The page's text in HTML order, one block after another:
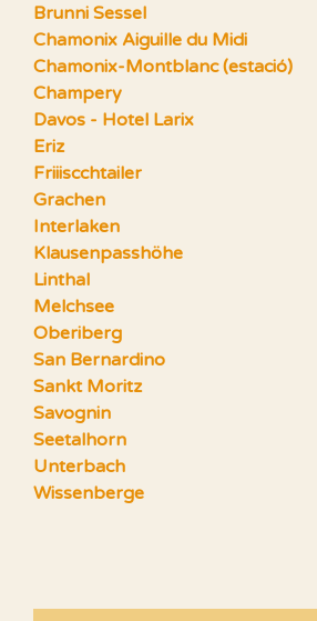
Brunni Sessel
Chamonix Aiguille du Midi
Chamonix-Montblanc (estació)
Champery
Davos - Hotel Larix
Eriz
Friiiscchtailer
Grachen
Interlaken
Klausenpasshöhe
Linthal
Melchsee
Oberiberg
San Bernardino
Sankt Moritz
Savognin
Seetalhorn
Unterbach
Wissenberge